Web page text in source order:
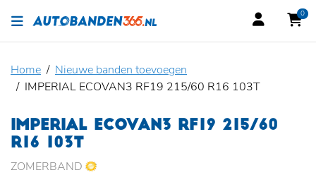
0
Home
Nieuwe banden toevoegen
IMPERIAL ECOVAN3 RF19 215/60 R16 103T
IMPERIAL ECOVAN3 RF19 215/60
R16 103T
ZOMERBAND